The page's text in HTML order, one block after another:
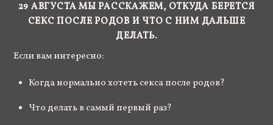
29 АВГУСТА МЫ РАССКАЖЕМ, ОТКУДА БЕРЕТСЯ
СЕКС ПОСЛЕ РОДОВ И ЧТО С НИМ ДАЛЬШЕ
ДЕЛАТЬ.
Если вам интересно:
Когда нормально хотеть секса после родов?
Что делать в самый первый раз?